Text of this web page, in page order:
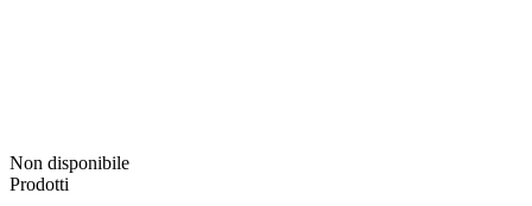
Non disponibile
Prodotti